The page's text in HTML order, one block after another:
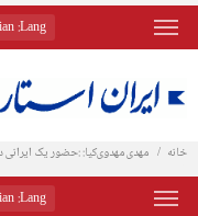
Lang
: Persian
خانه مهدی مهدوی‌کیا: :حضور يک
Lang
: Persian